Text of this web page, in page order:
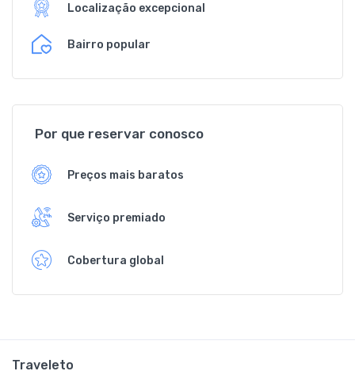
Localização excepcional
Bairro popular
Por que reservar conosco
Preços mais baratos
Serviço premiado
Cobertura global
Traveleto